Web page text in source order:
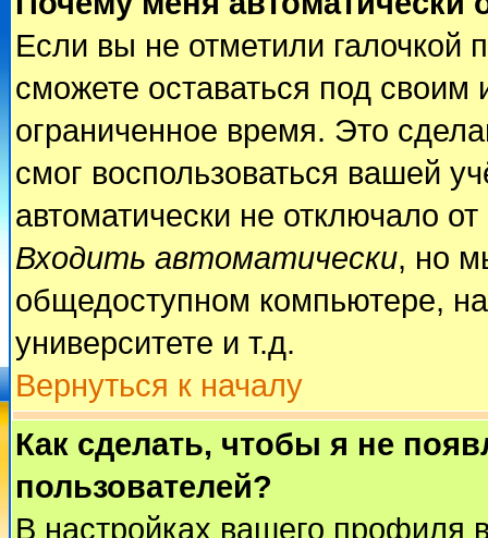
Если вы не отметили галочкой
сможете оставаться под
ограниченное время. Это
смог воспользоваться вашей
автоматически не отключало
Входить автоматически, но
общедоступном компьютере,
университете и т.д.
Вернуться к началу
Как сделать, чтобы я не
пользователей?
В настройках вашего профиля